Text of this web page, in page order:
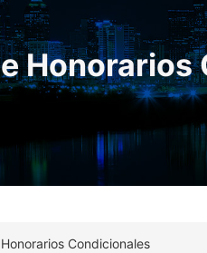
Honorarios
Condicionales